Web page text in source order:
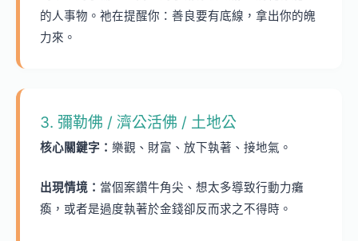
的人事物。祂在提醒你：善良要有底線，拿出你的魄
力來。
3. 彌勒佛 / 濟公活佛 / 土地公
核心關鍵字： 樂觀、財富、放下執著、接地氣。
出現情境： 當個案鑽牛角尖、想太多導致行動力癱
瘓，或者是過度執著於金錢卻反而求之不得時。